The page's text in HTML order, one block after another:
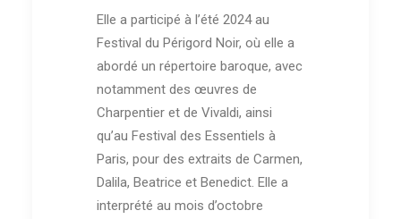
Elle a participé à l’été 2024 au
Festival du Périgord Noir, où elle a
abordé un répertoire baroque, avec
notamment des œuvres de
Charpentier et de Vivaldi, ainsi
qu’au Festival des Essentiels à
Paris, pour des extraits de Carmen,
Dalila, Beatrice et Benedict. Elle a
interprété au mois d’octobre